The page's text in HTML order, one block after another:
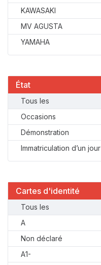
KAWASAKI
MV AGUSTA
YAMAHA
État
Tous les
Occasions
Démonstration
Immatriculation d’un jour
Cartes d'identité
Tous les
A
Non déclaré
A1-